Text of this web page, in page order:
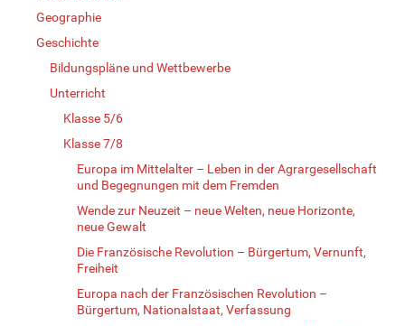
Geographie
Geschichte
Bildungspläne und Wettbewerbe
Unterricht
Klasse 5/6
Klasse 7/8
Europa im Mittelalter – Leben in der Agrargesellschaft
und Begegnungen mit dem Fremden
Wende zur Neuzeit – neue Welten, neue Horizonte,
neue Gewalt
Die Französische Revolution – Bürgertum, Vernunft,
Freiheit
Europa nach der Französischen Revolution –
Bürgertum, Nationalstaat, Verfassung